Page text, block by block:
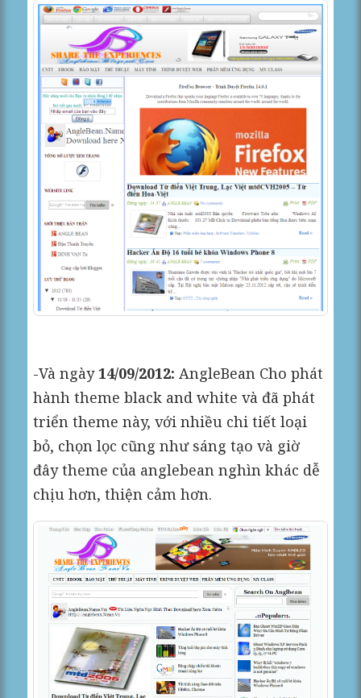
-Và ngày14/09/2012: AngleBean Cho phát
hành theme black and white và đã phát
triển theme này, với nhiều chi tiết loại
bỏ, chọn lọc cũng như sáng tạo và giờ
đây theme của anglebean nghìn khác dễ
chịu hơn, thiện cảm hơn.